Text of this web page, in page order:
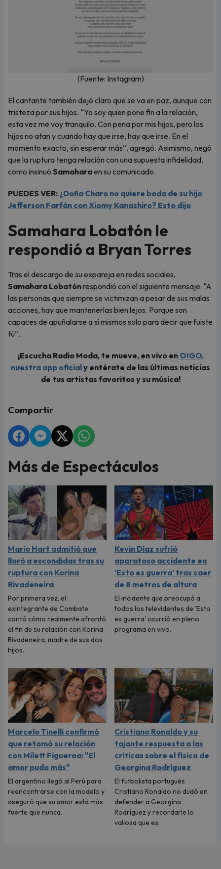
(Fuente: Instagram)
El cantante también dejó claro que se va en paz, aunque con
tristeza por sus hijos. “Yo soy quien pone fin a la relación,
esta vez me voy tranquilo. Con pena por mis hijos, pero los
hijos no atan y cuando hay que irse, hay que irse. En el
momento exacto, sin esperar más”, agregó. Asimismo, negó
que la ruptura tenga relación con una supuesta infidelidad,
como insinuó Samaharaen su comunicado.
PUEDES VER: ¿Doña Charo no quiere boda de su hijo
Jefferson Farfán con Xiomy Kanashiro? Esto dijo
Samahara Lobatón le
respondió a Bryan Torres
Tras el descargo de su expareja en redes sociales,
Samahara Lobatónrespondió con el siguiente mensaje: “A
las personas que siempre se victimizan a pesar de sus malas
acciones, hay que mantenerlas bien lejos. Porque son
capaces de apuñalarse a sí mismos solo para decir que fuiste
tú”.
¡Escucha Radio Moda, te mueve, en vivo en OIGO,
nuestra app oficialy entérate de las últimas noticias
de tus artistas favoritos y su música!
Compartir
Más de Espectáculos
Mario Hart admitió que
lloró a escondidas tras su
ruptura con Korina
Rivadeneira
Por primera vez, el
exintegrante de Combate
contó cómo realmente afrontó
el fin de su relación con Korina
Rivadeneira, madre de sus dos
hijos.
Kevin Díaz sufrió
aparatoso accidente en
‘Esto es guerra’ tras caer
de 8 metros de altura
El incidente que preocupó a
todos los televidentes de 'Esto
es guerra' ocurrió en pleno
programa en vivo.
Marcelo Tinelli confirmó
que retomó su relación
con Milett Figueroa: "El
amor pudo más"
El argentino llegó al Perú para
reencontrarse con la modelo y
aseguró que su amor está más
fuerte que nunca.
Cristiano Ronaldo y su
tajante respuesta a las
críticas sobre el físico de
Georgina Rodríguez
El futbolista portugués
Cristiano Ronaldo no dudó en
defender a Georgina
Rodríguez y recordarle lo
valiosa que es.